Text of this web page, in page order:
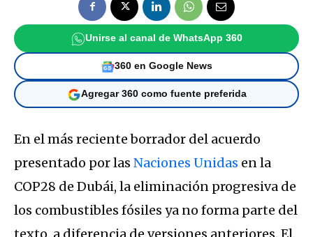
Unirse al canal de WhatsApp 360
360 en Google News
Agregar 360 como fuente preferida
En el más reciente borrador del acuerdo
presentado por las Naciones Unidas en la
COP28 de Dubái, la eliminación progresiva de
los combustibles fósiles ya no forma parte del
texto, a diferencia de versiones anteriores. El